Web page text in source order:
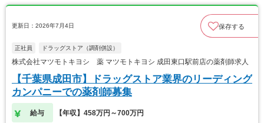
更新日：2026年7月4日 保存する
正社員 ドラッグストア（調剤併設）
株式会社マツモトキヨシ 薬 マツモトキヨシ 成田東口駅前店の薬剤師求人
【千葉県成田市】ドラッグストア業界のリーディング
カンパニーでの薬剤師募集
給与 【年収】458万円～700万円